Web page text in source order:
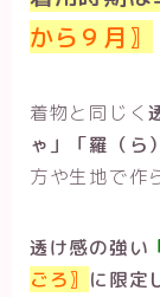
から９月〗
着物と同じく
ゃ」「羅（ら
方や生地で作
透け感の強い
ごろ〗 に限定